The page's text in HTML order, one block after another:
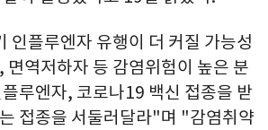
인플루엔자 유행이 더 커질 가능성
면역저하자 등 감염위험이 높은 분
루엔자, 코로나19 백신 접종을 받
접종을 서둘러달라"며 "감염취약